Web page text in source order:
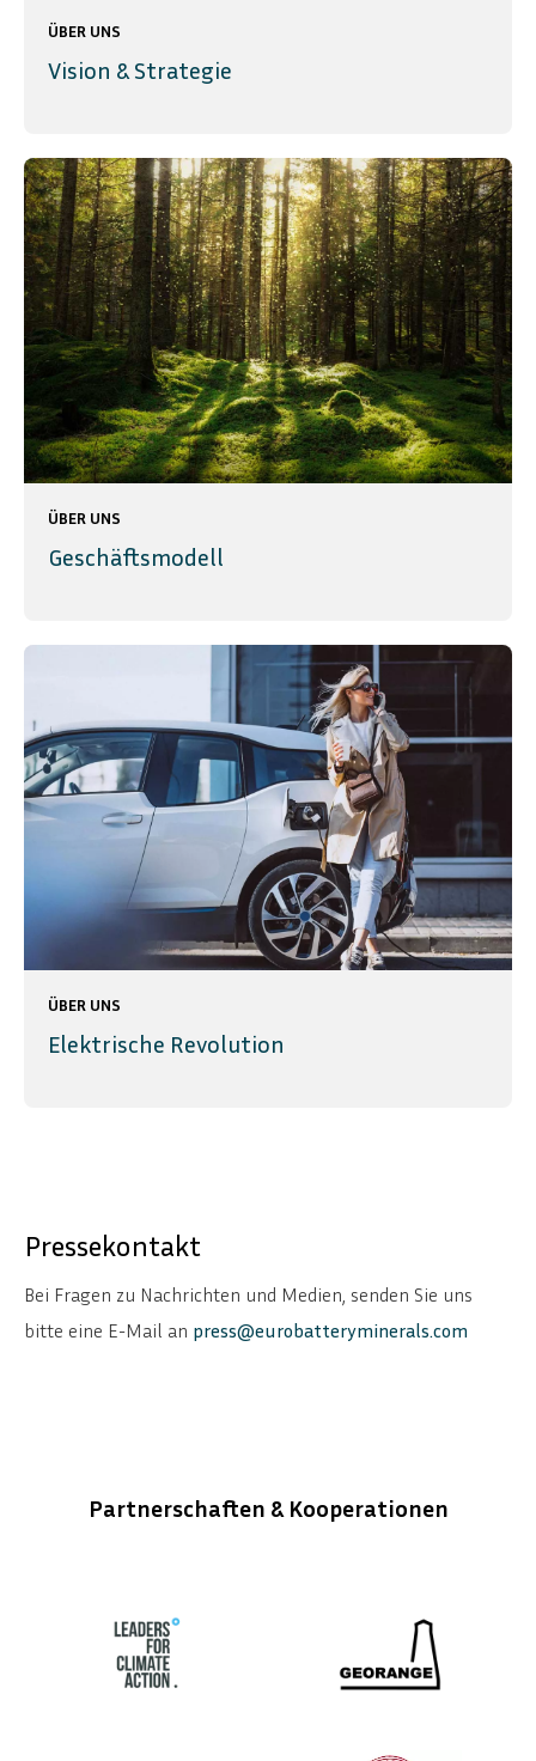
ÜBER UNS
Vision & Strategie
ÜBER UNS
Geschäftsmodell
ÜBER UNS
Elektrische Revolution
Pressekontakt
Bei Fragen zu Nachrichten und Medien, senden Sie uns
bitte eine E-Mail an press@eurobatteryminerals.com
Partnerschaften & Kooperationen